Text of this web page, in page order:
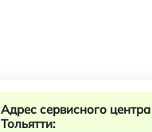
Адрес сервисного
Тольятти: